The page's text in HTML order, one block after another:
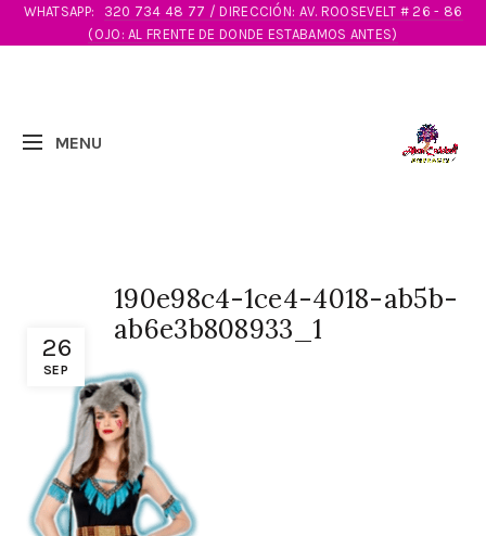
WHATSAPP:
320 734 48 77 / DIRECCIÓN: AV. ROOSEVELT # 26 - 86
(OJO: AL FRENTE DE DONDE ESTABAMOS ANTES)
26
SEP
190e98c4-1ce4-4018-ab5b-
ab6e3b808933_1